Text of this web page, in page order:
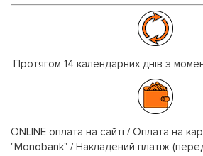
Протягом 14 календарних днів з
ONLINE оплата на сайті / Оплата на
"Monobank" / Накладений платіж